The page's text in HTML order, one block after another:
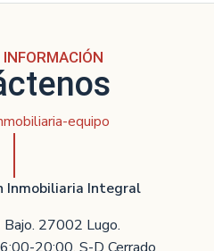
Inmobiliaria Integral
Bajo. 27002 Lugo.